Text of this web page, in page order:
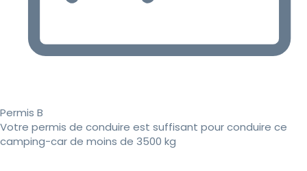
Permis B
Votre permis de conduire est suffisant pour conduire ce
camping-car de moins de 3500 kg